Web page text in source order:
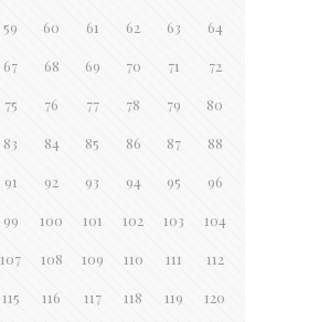
59 60 61 62 63 64
67 68 69 70 71 72
75 76 77 78 79 80
83 84 85 86 87 88
91 92 93 94 95 96
99 100 101 102 103 104
107 108 109 110 111 112
115 116 117 118 119 120